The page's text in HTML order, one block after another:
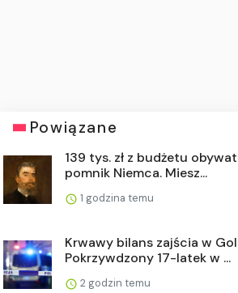
Powiązane
139 tys. zł z budżetu
pomnik Niemca. Miesz...
1 godzina temu
Krwawy bilans zajścia w
Pokrzywdzony 17-latek w ...
2 godzin temu